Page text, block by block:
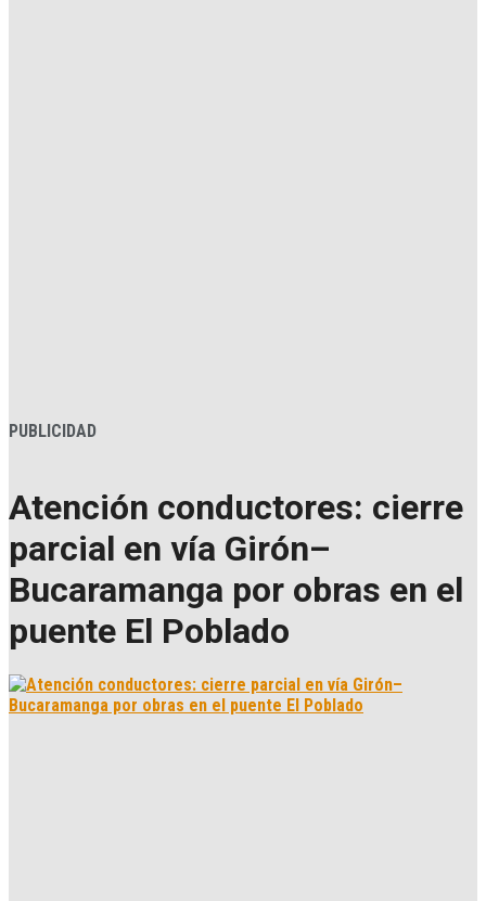
PUBLICIDAD
Atención conductores: cierre
parcial en vía Girón–
Bucaramanga por obras en el
puente El Poblado